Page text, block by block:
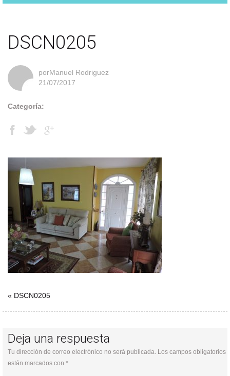
DSCN0205
porManuel Rodriguez
21/07/2017
Categoría:
« DSCN0205
Deja una respuesta
Tu dirección de correo electrónico no será publicada. Los campos obligatorios
están marcados con *